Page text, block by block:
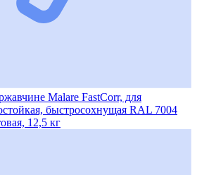
Malare FastCorr, для
быстросохнущая RAL 7004
12,5 кг